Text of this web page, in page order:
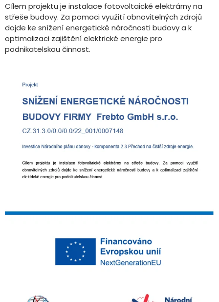
Cílem projektu je instalace fotovoltaické elektrárny na
střeše budovy. Za pomoci využití obnovitelných zdrojů
dojde ke snížení energetické náročnosti budovy a k
optimalizaci zajištění elektrické energie pro
podnikatelskou činnost.